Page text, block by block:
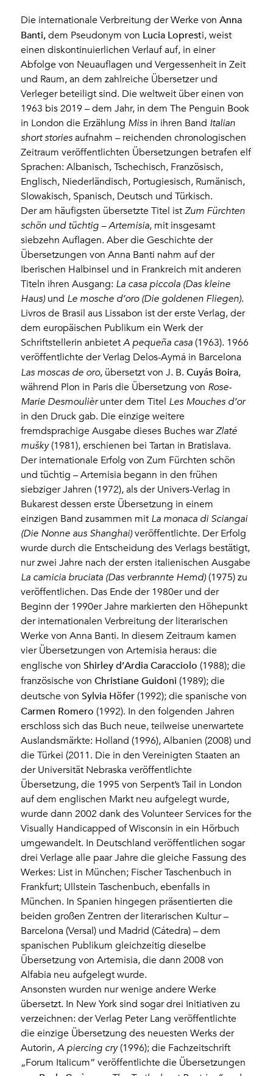
Die internationale Verbreitung der Werke vonAnna
Banti, dem Pseudonym von Lucia Lopresti, weist
einen diskontinuierlichen Verlauf auf, in einer
Abfolge von Neuauflagen und Vergessenheit in Zeit
und Raum, an dem zahlreiche Übersetzer und
Verleger beteiligt sind. Die weltweit über einen von
1963 bis 2019 – dem Jahr, in dem The Penguin Book
in London die Erzählung Miss in ihren Band Italian
short stories aufnahm – reichenden chronologischen
Zeitraum veröffentlichten Übersetzungen betrafen elf
Sprachen: Albanisch, Tschechisch, Französisch,
Englisch, Niederländisch, Portugiesisch, Rumänisch,
Slowakisch, Spanisch, Deutsch und Türkisch.
Der am häufigsten übersetzte Titel istZum Fürchten
schön und tüchtig – Artemisia, mit insgesamt
siebzehn Auflagen. Aber die Geschichte der
Übersetzungen von Anna Banti nahm auf der
Iberischen Halbinsel und in Frankreich mit anderen
Titeln ihren Ausgang: La casa piccola (Das kleine
Haus) und Le mosche d’oro (Die goldenen Fliegen).
Livros de Brasil aus Lissabon ist der erste Verlag, der
dem europäischen Publikum ein Werk der
Schriftstellerin anbietetA pequeña casa (1963). 1966
veröffentlichte der Verlag Delos-Aymá in Barcelona
Las moscas de oro, übersetzt von J. B.Cuyás Boira,
während Plon in Paris die Übersetzung von Rose-
Marie Desmoulièrunter dem Titel Les Mouches d’or
in den Druck gab. Die einzige weitere
fremdsprachige Ausgabe dieses Buches warZlaté
mušky(1981), erschienen bei Tartan in Bratislava.
Der internationale Erfolg von Zum Fürchten schön
und tüchtig – Artemisia begann in den frühen
siebziger Jahren (1972), als der Univers-Verlag in
Bukarest dessen erste Übersetzung in einem
einzigen Band zusammen mit La monaca di Sciangai
(Die Nonne aus Shanghai) veröffentlichte. Der Erfolg
wurde durch die Entscheidung des Verlags bestätigt,
nur zwei Jahre nach der ersten italienischen Ausgabe
La camicia bruciata (Das verbrannte Hemd) (1975) zu
veröffentlichen. Das Ende der 1980er und der
Beginn der 1990er Jahre markierten den Höhepunkt
der internationalen Verbreitung der literarischen
Werke von Anna Banti. In diesem Zeitraum kamen
vier Übersetzungen von Artemisia heraus: die
englische vonShirley d’Ardia Caracciolo (1988); die
französische vonChristiane Guidoni (1989); die
deutsche vonSylvia Höfer (1992); die spanische von
Carmen Romero (1992). In den folgenden Jahren
erschloss sich das Buch neue, teilweise unerwartete
Auslandsmärkte: Holland (1996), Albanien (2008) und
die Türkei (2011. Die in den Vereinigten Staaten an
der Universität Nebraska veröffentlichte
Übersetzung, die 1995 von Serpent’s Tail in London
auf dem englischen Markt neu aufgelegt wurde,
wurde dann 2002 dank des Volunteer Services for the
Visually Handicapped of Wisconsin in ein Hörbuch
umgewandelt. In Deutschland veröffentlichen sogar
drei Verlage alle paar Jahre die gleiche Fassung des
Werkes: List in München; Fischer Taschenbuch in
Frankfurt; Ullstein Taschenbuch, ebenfalls in
München. In Spanien hingegen präsentierten die
beiden großen Zentren der literarischen Kultur –
Barcelona (Versal) und Madrid (Cátedra) – dem
spanischen Publikum gleichzeitig dieselbe
Übersetzung von Artemisia, die dann 2008 von
Alfabia neu aufgelegt wurde.
Ansonsten wurden nur wenige andere Werke
übersetzt. In New York sind sogar drei Initiativen zu
verzeichnen: der Verlag Peter Lang veröffentlichte
die einzige Übersetzung des neuesten Werks der
Autorin,A piercing cry(1996); die Fachzeitschrift
„Forum Italicum” veröffentlichte die Übersetzungen